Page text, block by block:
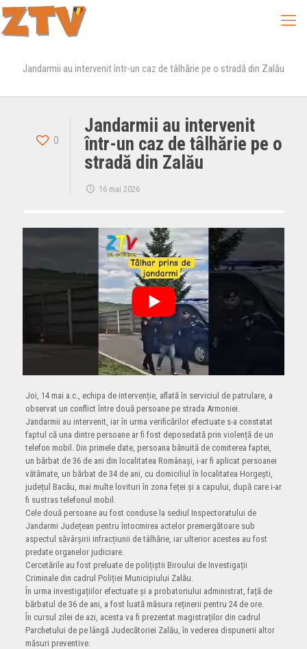
Jandarmii au intervenit într-un caz de tâlhărie pe o stradă din Zalău
0
Jandarmii au intervenit
într-un caz de tâlhărie pe o
stradă din Zalău
16 mai 2026
Joi, 14 mai a.c., echipa de intervenție, aflată în serviciul de patrulare, a
observat un conflict între două persoane pe strada Armoniei.
Jandarmii au intervenit, iar în urma verificărilor efectuate s-a constatat
faptul că una dintre persoane ar fi fost deposedată prin violență de un
telefon mobil. Din primele date, persoana bănuită de comiterea faptei,
un bărbat de 36 de ani din localitatea Românași, i-ar fi aplicat persoanei
vătămate, un bărbat de 34 de ani, cu domiciliul în localitatea Horgești,
județul Bacău, mai multe lovituri în zona feței și a capului, după care i-ar
fi sustras telefonul mobil.
Cele două persoane au fost conduse la sediul Inspectoratului de
Jandarmi Județean pentru întocmirea actelor premergătoare sub
aspectul săvârșirii infracțiunii de tâlhărie, iar ulterior acestea au fost
predate organelor judiciare.
Cercetările au fost preluate de polițiștii Biroului de Investigații
Criminale din cadrul Poliției Municipiului Zalău.
În urma investigațiilor efectuate și a probatoriului administrat, față de
bărbatul de 36 de ani, a fost luată măsura reținerii pentru 24 de ore.
În cursul zilei de azi, acesta va fi prezentat magistraților din cadrul
Parchetului de pe lângă Judecătoriei Zalău, în vederea dispunerii altor
măsuri preventive.